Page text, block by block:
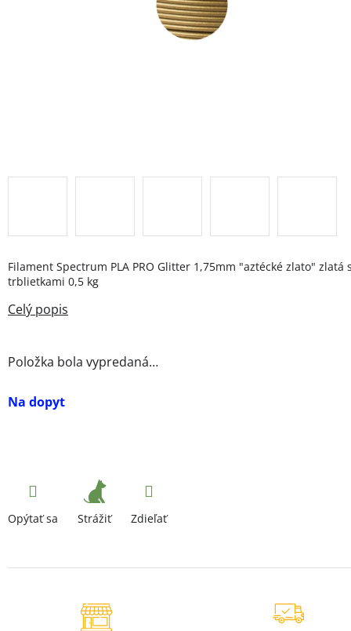
Na dopyt
Položka bola vypredaná…
Filament Spectrum PLA PRO Glitter 1,75mm "aztécké zlato" zlatá
trblietkami 0,5 kg
Opýtať sa Strážiť Zdieľať